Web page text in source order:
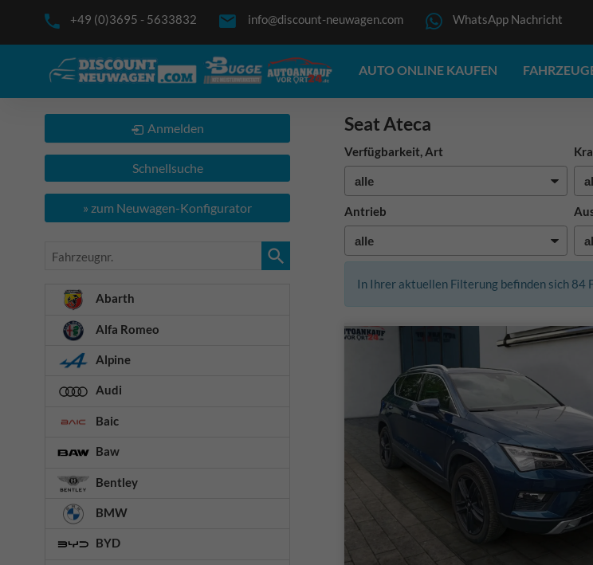
+49 (0)3695 - 5633832 info@discount-neuwagen.com WhatsApp Nachricht
AUTO ONLINE KAUFEN
Seat Ateca
Verfügbarkeit, Art
Antrieb
In Ihrer aktuellen Filterung befinden sich 84
Anmelden
Schnellsuche
» zum Neuwagen-Konfigurator
Fahrzeugnr.
Abarth
Alfa Romeo
Alpine
Audi
Baic
Baw
Bentley
BMW
BYD